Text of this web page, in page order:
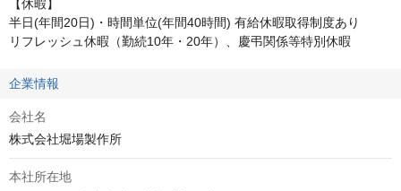
【休暇】
半日(年間20日)・時間単位(年間40時間) 有給休暇取得制度あり
リフレッシュ休暇（勤続10年・20年）、慶弔関係等特別休暇
企業情報
会社名
株式会社堀場製作所
本社所在地